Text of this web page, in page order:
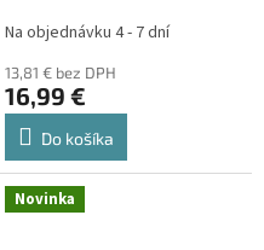
Na objednávku 4 - 7 dní
13,81 € bez DPH
16,99 €
Do košíka
Novinka